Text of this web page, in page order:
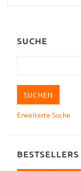
SUCHE
Erweiterte Suche
BESTSELLERS